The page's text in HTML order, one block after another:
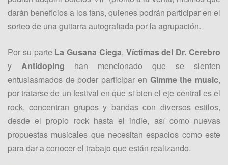
darán beneficios a los fans, quienes podrán participar en el
sorteo de una guitarra autografiada por la agrupación.
Por su parte La Gusana Ciega, Víctimas del Dr. Cerebro
y Antidoping han mencionado que se sienten
entusiasmados de poder participar en Gimme the music,
por tratarse de un festival en que si bien el eje central es el
rock, concentran grupos y bandas con diversos estilos,
desde el propio rock hasta el indie, así como nuevas
propuestas musicales que necesitan espacios como este
para dar a conocer el trabajo que están realizando.